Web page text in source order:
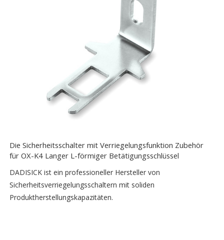
Die Sicherheitsschalter mit Verriegelungsfunktion Zubehör
für OX-K4 Langer L-förmiger Betätigungsschlüssel
DADISICK ist ein professioneller Hersteller von
Sicherheitsverriegelungsschaltern mit soliden
Produktherstellungskapazitäten.